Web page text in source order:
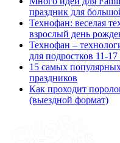
праздник для
Технофан: веселая
взрослый день
Технофан –
для подростков 11-17
15 самых
праздников
Как проходит
(выездной формат)